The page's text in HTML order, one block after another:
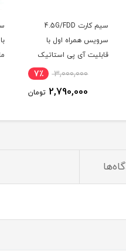
با 300 گیگ اینترنت شش
ماهه ( مخصوص مودم )
3,100,000
2,890,000